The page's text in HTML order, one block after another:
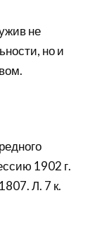
не
но и
1902 г.
Л. 7 к.